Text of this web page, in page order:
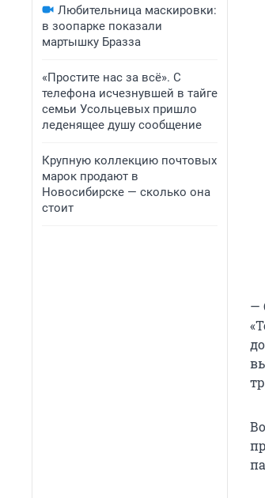
Любительница маскировки:
в зоопарке показали
мартышку Бразза
«Простите нас за всё». С
телефона исчезнувшей в тайге
семьи Усольцевых пришло
леденящее душу сообщение
Крупную коллекцию почтовых
марок продают в
Новосибирске — сколько она
стоит
—